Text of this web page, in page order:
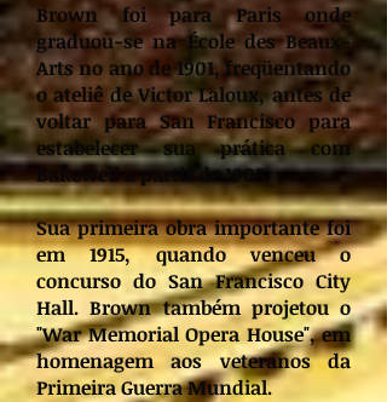
Brown foi para Paris onde
graduou-se na École des Beaux-
Arts no ano de 1901, freqüentando
o ateliê de Victor Laloux, antes de
voltar para San Francisco para
estabelecer sua prática com
Bakewell a partir de 1905.
Sua primeira obra importante foi
em 1915, quando venceu o
concurso do San Francisco City
Hall. Brown também projetou o
"War Memorial Opera House", em
homenagem aos veteranos da
Primeira Guerra Mundial.